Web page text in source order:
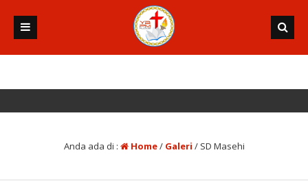
Anda ada di : Home/ Galeri / SD Masehi